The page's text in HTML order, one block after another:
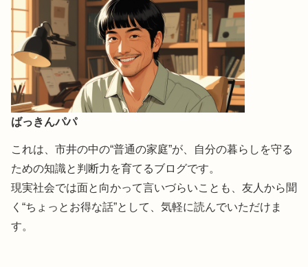
ばっきんパパ
これは、市井の中の“普通の家庭”が、自分の暮らしを守る
ための知識と判断力を育てるブログです。
現実社会では面と向かって言いづらいことも、友人から聞
く“ちょっとお得な話”として、気軽に読んでいただけま
す。